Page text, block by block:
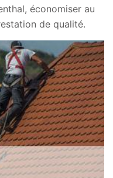
économiser au
de qualité.